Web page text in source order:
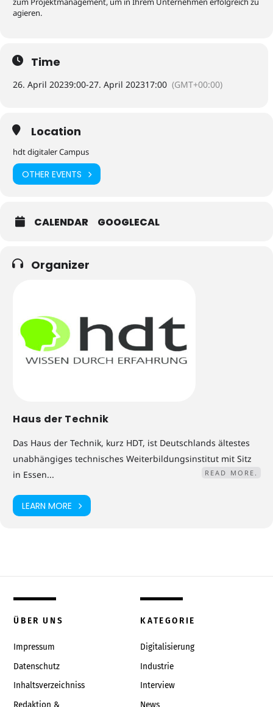
agieren.
Time
26. April 20239:00-27. April 202317:00 (GMT+00:00)
Location
hdt digitaler Campus
OTHER EVENTS
CALENDAR GOOGLECAL
Organizer
Haus der Technik
Das Haus der Technik, kurz HDT, ist Deutschlands ältestes
unabhängiges technisches Weiterbildungsinstitut mit Sitz
in Essen...
READ MORE.
LEARN MORE
ÜBER UNS
Impressum
Datenschutz
Inhaltsverzeichniss
Redaktion &
KATEGORIE
Digitalisierung
Industrie
Interview
News